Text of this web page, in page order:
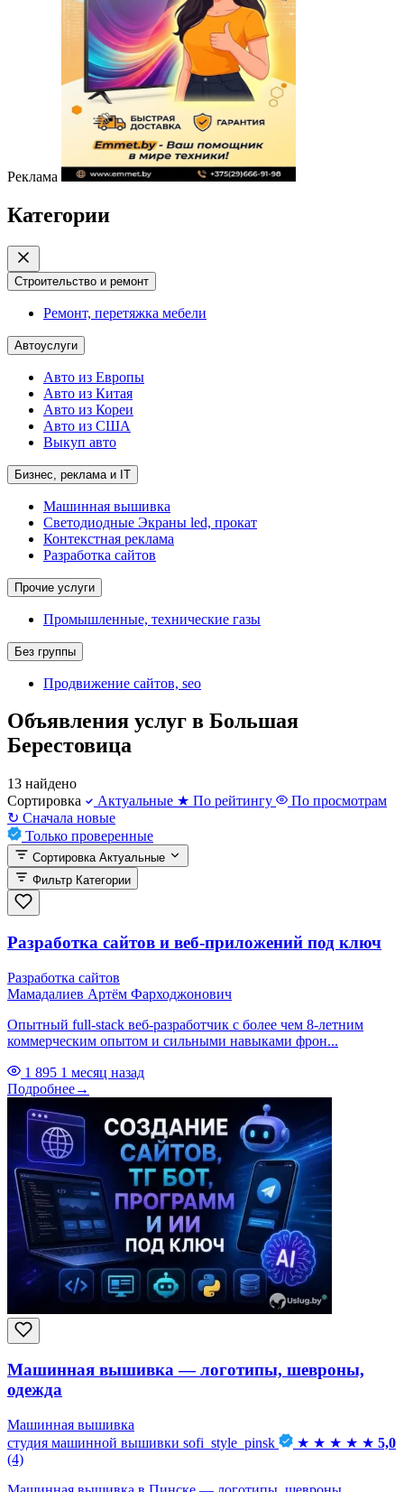
Реклама
Категории
Строительство и ремонт
Ремонт, перетяжка мебели
Автоуслуги
Авто из Европы
Авто из Китая
Авто из Кореи
Авто из США
Выкуп авто
Бизнес, реклама и IT
Машинная вышивка
Светодиодные Экраны led, прокат
Контекстная реклама
Разработка сайтов
Прочие услуги
Промышленные, технические газы
Без группы
Продвижение сайтов, seo
Объявления услуг в Большая
Берестовица
13 найдено
Сортировка
Актуальные ★ По рейтингу
По просмотрам
↻ Сначала новые
Только проверенные
Сортировка Актуальные
Фильтр Категории
Разработка сайтов и веб-приложений под ключ
Разработка сайтов
Мамадалиев Артём Фарходжонович
Опытный full-stack веб-разработчик с более чем 8-летним
коммерческим опытом и сильными навыками фрон...
1 895 1 месяц назад
Подробнее→
Машинная вышивка — логотипы, шевроны,
одежда
Машинная вышивка
студия машинной вышивки sofi_style_pinsk
★ ★ ★ ★ ★ 5,0
(4)